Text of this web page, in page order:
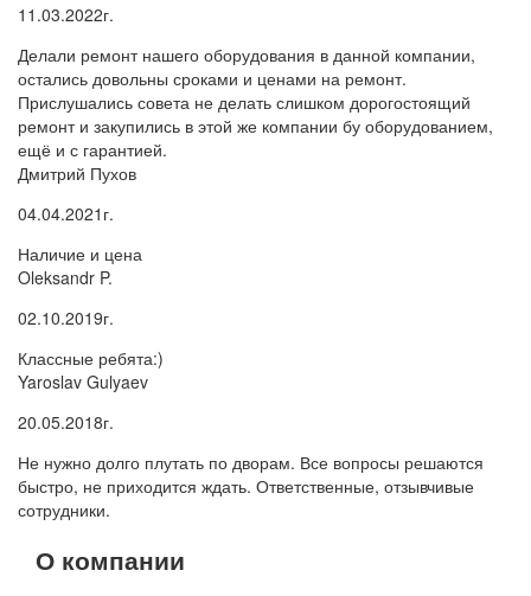
11.03.2022г.
Делали ремонт нашего оборудования в данной компании,
остались довольны сроками и ценами на ремонт.
Прислушались совета не делать слишком дорогостоящий
ремонт и закупились в этой же компании бу оборудованием,
ещё и с гарантией.
Дмитрий Пухов
04.04.2021г.
Наличие и цена
Oleksandr P.
02.10.2019г.
Классные ребята:)
Yaroslav Gulyaev
20.05.2018г.
Не нужно долго плутать по дворам. Все вопросы решаются
быстро, не приходится ждать. Ответственные, отзывчивые
сотрудники.
О компании